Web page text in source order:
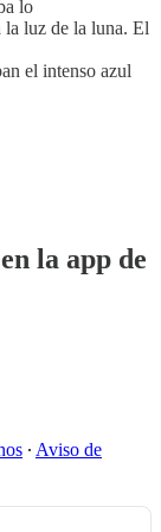
lo
la luz de la luna. El
el intenso azul
la app de
∙ Aviso de